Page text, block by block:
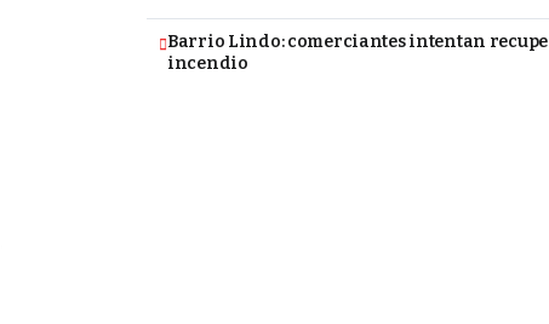
Barrio Lindo: comerciantes intentan
incendio